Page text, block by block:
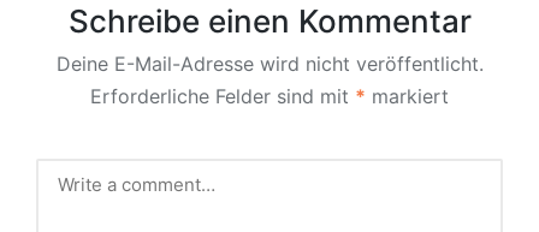
Schreibe einen Kommentar
Deine E-Mail-Adresse wird nicht veröffentlicht.
Erforderliche Felder sind mit * markiert